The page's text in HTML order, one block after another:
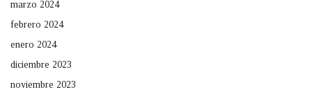
marzo 2024
febrero 2024
enero 2024
diciembre 2023
noviembre 2023